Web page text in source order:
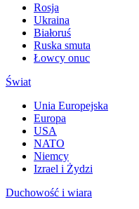
Rosja
Ukraina
Białoruś
Ruska smuta
Łowcy onuc
Świat
Unia Europejska
Europa
USA
NATO
Niemcy
Izrael i Żydzi
Duchowość i wiara